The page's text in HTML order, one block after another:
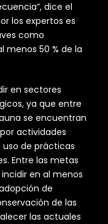
dice el
los expertos es
como
menos 50 % de la
en sectores
ya que entre
se encuentran
actividades
de prácticas
Entre las metas
en al menos
de
de las
las actuales